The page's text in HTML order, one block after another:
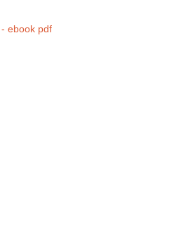
ebook pdf